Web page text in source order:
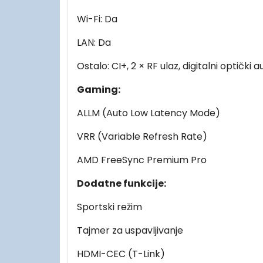
Wi-Fi: Da
LAN: Da
Ostalo: CI+, 2 × RF ulaz, digitalni optički
Gaming:
ALLM (Auto Low Latency Mode)
VRR (Variable Refresh Rate)
AMD FreeSync Premium Pro
Dodatne funkcije:
Sportski režim
Tajmer za uspavljivanje
HDMI-CEC (T-Link)